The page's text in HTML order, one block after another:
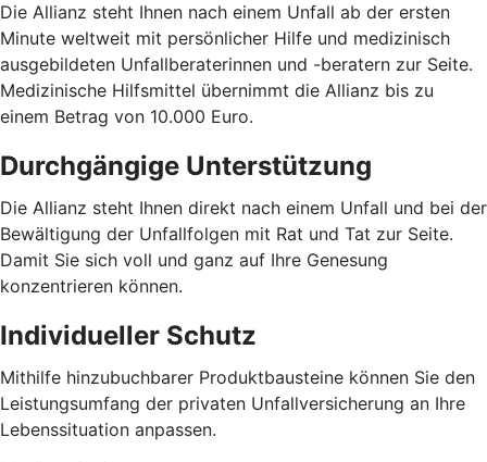
Die Allianz steht Ihnen nach einem Unfall ab der ersten
Minute weltweit mit persönlicher Hilfe und medizinisch
ausgebildeten Unfallberaterinnen und -beratern zur Seite.
Medizinische Hilfsmittel übernimmt die Allianz bis zu
einem Betrag von 10.000 Euro.
Durchgängige Unterstützung
Die Allianz steht Ihnen direkt nach einem Unfall und bei der
Bewältigung der Unfallfolgen mit Rat und Tat zur Seite.
Damit Sie sich voll und ganz auf Ihre Genesung
konzentrieren können.
Individueller Schutz
Mithilfe hinzubuchbarer Produktbausteine können Sie den
Leistungsumfang der privaten Unfallversicherung an Ihre
Lebenssituation anpassen.